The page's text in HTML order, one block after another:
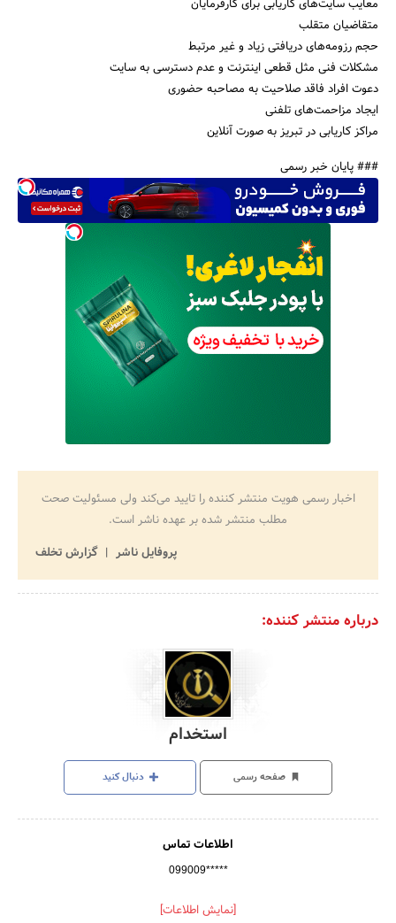
معایب سایت‌های کاریابی برای کارفرمایان
متقاضیان متقلب
حجم رزومه‌های دریافتی زیاد و غیر مرتبط
مشکلات فنی مثل قطعی اینترنت و عدم دسترسی به سایت
دعوت افراد فاقد صلاحیت به مصاحبه حضوری
ایجاد مزاحمت‌های تلفنی
مراکز کاریابی در تبریز به صورت آنلاین
### پایان خبر رسمی
اخبار رسمی هویت منتشر کننده را تایید می‌کند ولی مسئولیت صحت
مطلب منتشر شده بر عهده ناشر است.
پروفایل ناشر
گزارش تخلف
درباره منتشر کننده:
استخدام
صفحه رسمی دنبال کنید
اطلاعات تماس
099009*****
[نمایش اطلاعات]